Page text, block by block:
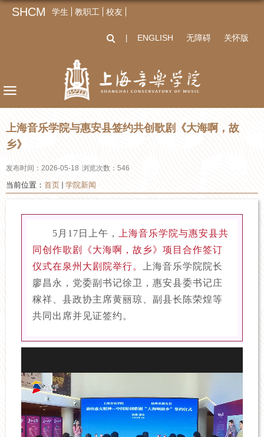
SHCM 学生 教职工 校友
ENGLISH 无障碍 关怀版
上海音乐学院与惠安县签约共创歌剧《大海啊，故
乡》
发布时间：2026-05-18 浏览次数： 546
当前位置： 首页 学院新闻
5月17日上午，
上海音乐学院与惠安县共
同创作歌剧《大海啊，故乡》项目合作签订
仪式在泉州大剧院举行。
上海音乐学院院长
廖昌永，党委副书记徐卫，惠安县委书记庄
稼祥、县政协主席黄丽琼、副县长陈荣煌等
共同出席并见证签约。